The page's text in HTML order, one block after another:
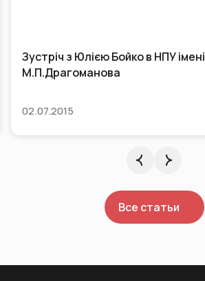
Зустріч з Юлією Бойко в НПУ імені
М.П.Драгоманова
02.07.2015
Все статьи